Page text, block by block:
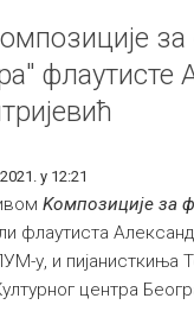
флаутисте
у 12:21
Kомпозиције за
флаутиста
у, и пијанисткиња
центра